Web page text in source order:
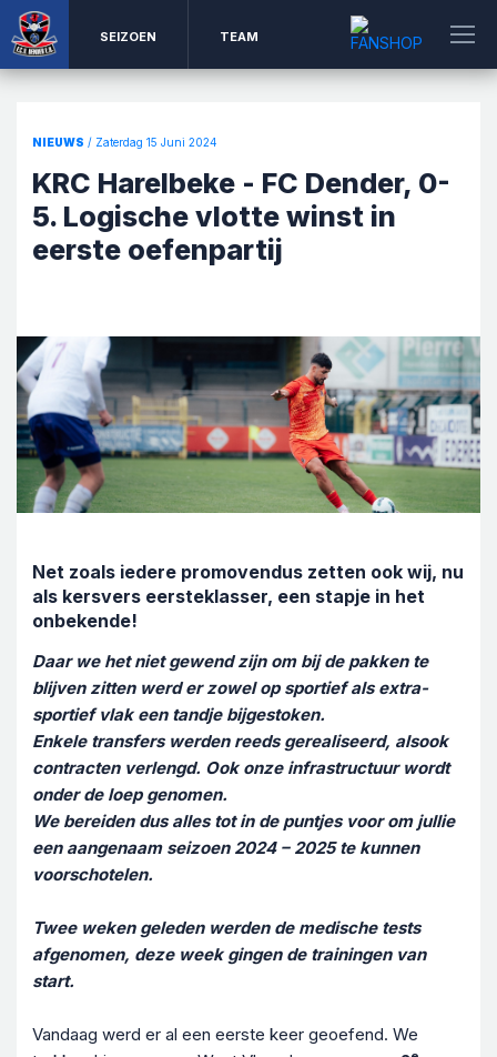
SEIZOEN TEAM
NIEUWS / Zaterdag 15 Juni 2024
KRC Harelbeke - FC Dender, 0-
5. Logische vlotte winst in
eerste oefenpartij
Net zoals iedere promovendus zetten ook wij, nu
als kersvers eersteklasser, een stapje in het
onbekende!
Daar we het niet gewend zijn om bij de pakken te
blijven zitten werd er zowel op sportief als extra-
sportief vlak een tandje bijgestoken.
Enkele transfers werden reeds gerealiseerd, alsook
contracten verlengd. Ook onze infrastructuur wordt
onder de loep genomen.
We bereiden dus alles tot in de puntjes voor om jullie
een aangenaam seizoen 2024 – 2025 te kunnen
voorschotelen.
Twee weken geleden werden de medische tests
afgenomen, deze week gingen de trainingen van
start.
Vandaag werd er al een eerste keer geoefend. We